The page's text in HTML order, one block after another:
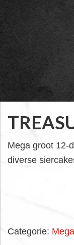
Mega groot 12-
diverse
Categorie: